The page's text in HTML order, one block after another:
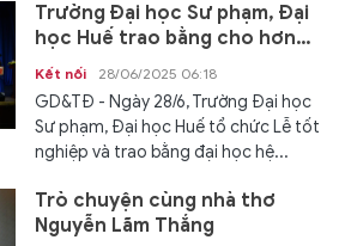
Trường Đại học Sư phạm, Đại
học Huế trao bằng cho hơn
1.500 tân cử nhân
Kết nối 28/06/2025 06:18
GD&TĐ - Ngày 28/6, Trường Đại học
Sư phạm, Đại học Huế tổ chức Lễ tốt
nghiệp và trao bằng đại học hệ...
Trò chuyện cùng nhà thơ
Nguyễn Lãm Thắng